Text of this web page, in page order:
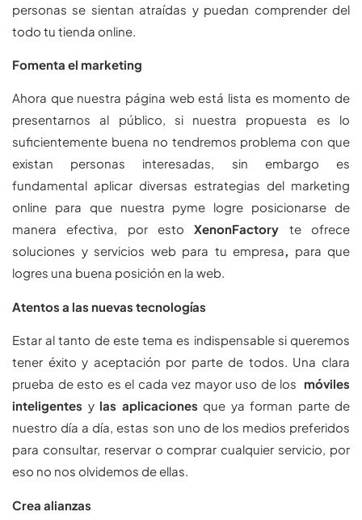
personas se sientan atraídas y puedan comprender del
todo tu tienda online.
Fomenta el marketing
Ahora que nuestra página web está lista es momento de
presentarnos al público, si nuestra propuesta es lo
suficientemente buena no tendremos problema con que
existan personas interesadas, sin embargo es
fundamental aplicar diversas estrategias del marketing
online para que nuestra pyme logre posicionarse de
manera efectiva, por estoXenonFactory te ofrece
soluciones y servicios web para tu empresa, para que
logres una buena posición en la web.
Atentos a las nuevas tecnologías
Estar al tanto de este tema es indispensable si queremos
tener éxito y aceptación por parte de todos. Una clara
prueba de esto es el cada vez mayor uso de los móviles
inteligentes y las aplicaciones que ya forman parte de
nuestro día a día, estas son uno de los medios preferidos
para consultar, reservar o comprar cualquier servicio, por
eso no nos olvidemos de ellas.
Crea alianzas